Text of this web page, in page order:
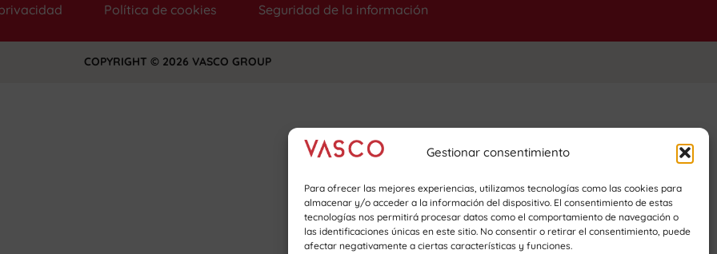
Gestionar consentimiento
Para ofrecer las mejores experiencias, utilizamos tecnologías como las cookies para
almacenar y/o acceder a la información del dispositivo. El consentimiento de estas
tecnologías nos permitirá procesar datos como el comportamiento de navegación o
las identificaciones únicas en este sitio. No consentir o retirar el consentimiento, puede
afectar negativamente a ciertas características y funciones.
Política de cookies Seguridad de la información
COPYRIGHT © 2026 VASCO GROUP